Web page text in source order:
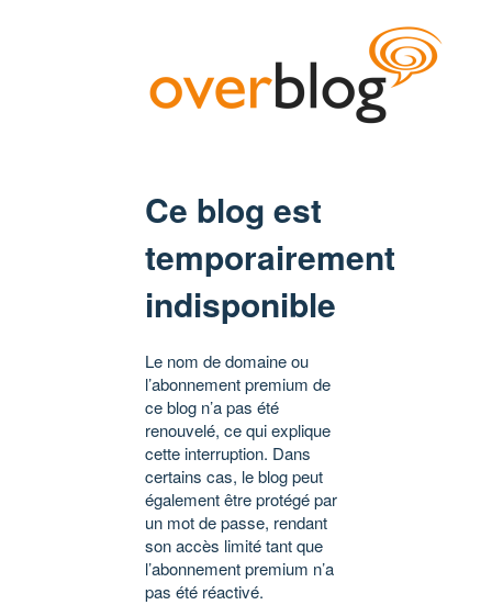
Ce blog est
temporairement
indisponible
Le nom de domaine ou
l’abonnement premium de
ce blog n’a pas été
renouvelé, ce qui explique
cette interruption. Dans
certains cas, le blog peut
également être protégé par
un mot de passe, rendant
son accès limité tant que
l’abonnement premium n’a
pas été réactivé.